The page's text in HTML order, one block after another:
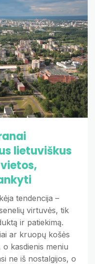
lietuviškus
tendencija –
virtuvės, tik
ir patiekimą.
ar kruopų košės
kasdienis meniu
ne iš nostalgijos, o